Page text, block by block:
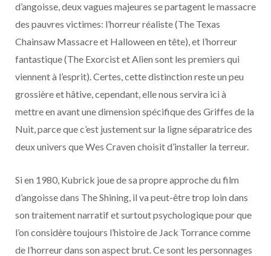
d’angoisse, deux vagues majeures se partagent le massacre
des pauvres victimes: l’horreur réaliste (The Texas
Chainsaw Massacre et Halloween en tête), et l’horreur
fantastique (The Exorcist et Alien sont les premiers qui
viennent à l’esprit). Certes, cette distinction reste un peu
grossière et hâtive, cependant, elle nous servira ici à
mettre en avant une dimension spécifique des Griffes de la
Nuit, parce que c’est justement sur la ligne séparatrice des
deux univers que Wes Craven choisit d’installer la terreur.
Si en 1980, Kubrick joue de sa propre approche du film
d’angoisse dans The Shining, il va peut-être trop loin dans
son traitement narratif et surtout psychologique pour que
l’on considère toujours l’histoire de Jack Torrance comme
de l’horreur dans son aspect brut. Ce sont les personnages